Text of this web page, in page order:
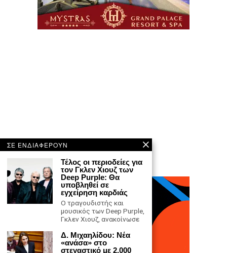
ΣΕ ΕΝΔΙΑΦΕΡΟΥΝ
Τέλος οι περιοδείες για
τον Γκλεν Χιουζ των
Deep Purple: Θα
υποβληθεί σε
εγχείρηση καρδιάς
Ο τραγουδιστής και
μουσικός των Deep Purple,
Γκλεν Χιουζ, ανακοίνωσε
Δ. Μιχαηλίδου: Νέα
«ανάσα» στο
στεγαστικό με 2.000